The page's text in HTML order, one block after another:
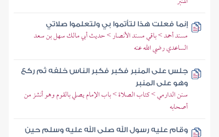
إنما فعلت هذا لتأتموا بي ولتعلموا صلاتي
مسند أحمد > باقي مسند الأنصار > حديث أبي مالك سهل بن سعد
الساعدي رضي الله عنه
جلس على المنبر فكبر فكبر الناس خلفه ثم ركع
وهو على المنبر
سنن الدارمي > كتاب الصلاة > باب الإمام يصلي بالقوم وهو أنشز من
أصحابه
وقام عليه رسول الله صلى الله عليه وسلم حين